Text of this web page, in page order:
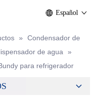
Español
»
Condensador de
de agua
»
para refrigerador